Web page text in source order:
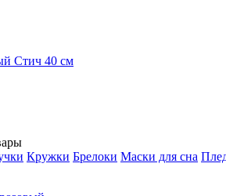
Стич 40 см
Кружки Брелоки Маски для сна